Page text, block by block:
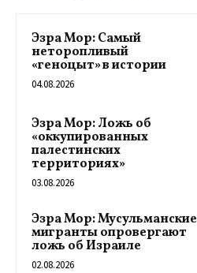
Эзра Мор: Самый
неторопливый
«геноцыт» в истории
04.08.2026
Эзра Мор: Ложь об
«оккупированных
палестинских
территориях»
03.08.2026
Эзра Мор: Мусульманские
мигранты опровергают
ложь об Израиле
02.08.2026